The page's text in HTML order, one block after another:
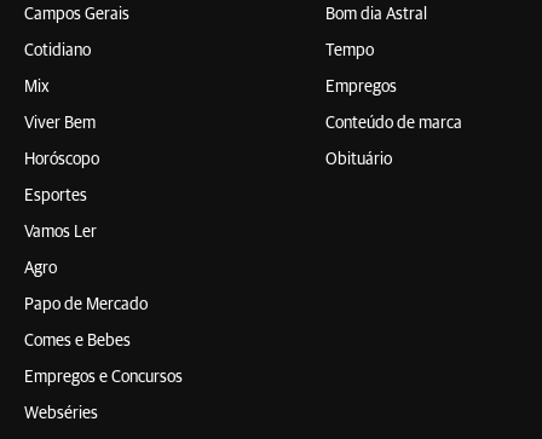
Campos Gerais
Cotidiano
Mix
Viver Bem
Horóscopo
Esportes
Vamos Ler
Agro
Papo de Mercado
Comes e Bebes
Empregos e Concursos
Webséries
Bom dia Astral
Tempo
Empregos
Conteúdo de marca
Obituário